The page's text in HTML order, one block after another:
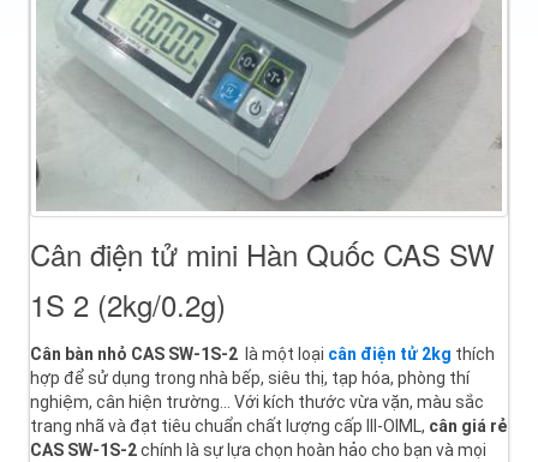
Cân điện tử mini Hàn Quốc CAS SW
1S 2 (2kg/0.2g)
Cân bàn nhỏ CAS SW-1S-2 là một loại cân điện tử 2kg thích
hợp để sử dụng trong nhà bếp, siêu thị, tạp hóa, phòng thí
nghiệm, cân hiện trường… Với kích thước vừa vặn, màu sắc
trang nhã và đạt tiêu chuẩn chất lượng cấp III-OIML, cân giá rẻ
CAS SW-1S-2chính là sự lựa chọn hoàn hảo cho bạn và mọi